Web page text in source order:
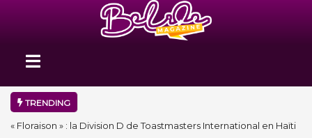
TRENDING
« Floraison » : la Division D de Toastmasters International en Haïti